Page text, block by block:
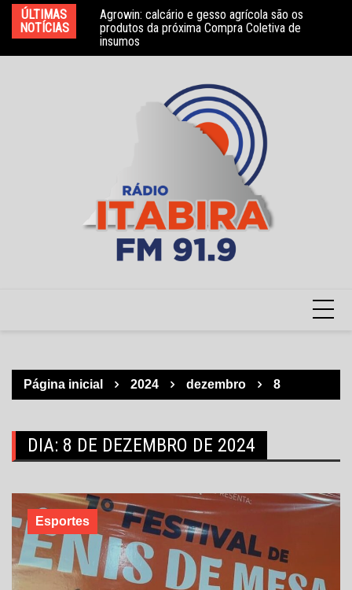
para
conteúdo
ÚLTIMAS
NOTÍCIAS
Agrowin: calcário e gesso agrícola são os
produtos da próxima Compra Coletiva de
insumos
Novo convênio com a Associação Nosso Lar
garante atendimento a crianças com TEA
Página inicial 2024 dezembro 8
DIA: 8 DE DEZEMBRO DE 2024
Esportes